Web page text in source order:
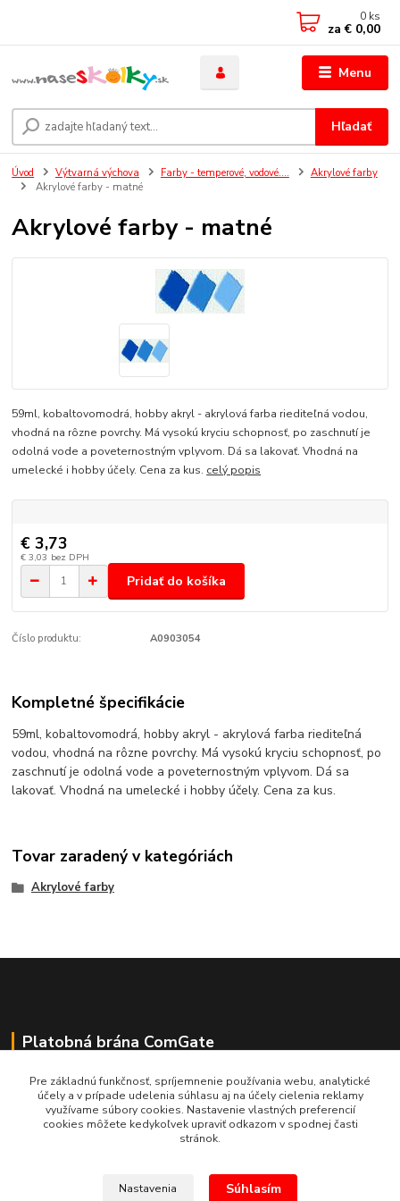
Menu
Hľadať
0 ks
za € 0,00
Úvod Výtvarná výchova Farby - temperové, vodové....
Akrylové farby
Akrylové farby - matné
Akrylové farby - matné
59ml, kobaltovomodrá, hobby akryl - akrylová farba riediteľná vodou,
vhodná na rôzne povrchy. Má vysokú kryciu schopnosť, po zaschnutí je
odolná vode a poveternostným vplyvom. Dá sa lakovať. Vhodná na
umelecké i hobby účely. Cena za kus. celý popis
€ 3,73
€ 3,03 bez DPH
Pridať do košíka
Číslo produktu: A0903054
Kompletné špecifikácie
59ml, kobaltovomodrá, hobby akryl - akrylová farba riediteľná
vodou, vhodná na rôzne povrchy. Má vysokú kryciu schopnosť, po
zaschnutí je odolná vode a poveternostným vplyvom. Dá sa
lakovať. Vhodná na umelecké i hobby účely. Cena za kus.
Tovar zaradený v kategóriách
Akrylové farby
Platobná brána ComGate
Pre základnú funkčnosť, spríjemnenie používania webu, analytické
účely a v prípade udelenia súhlasu aj na účely cielenia reklamy
využívame súbory cookies. Nastavenie vlastných preferencií
cookies môžete kedykoľvek upraviť odkazom v spodnej časti
stránok.
Nastavenia Súhlasím